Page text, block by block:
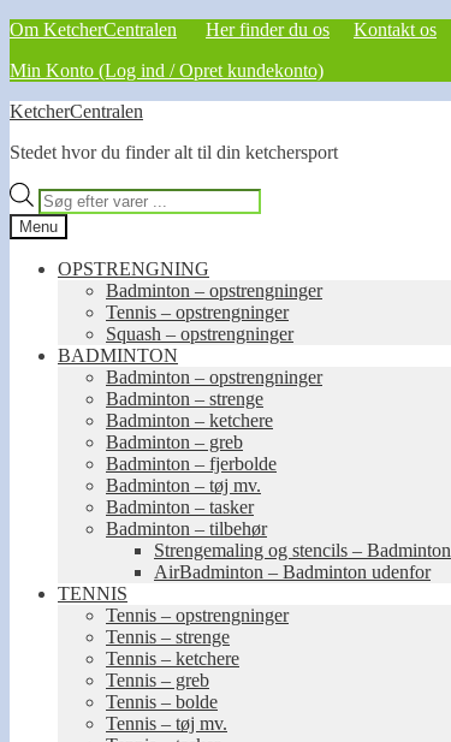
Om KetcherCentralen Her finder du os
Kontakt os
Min Konto (Log ind / Opret kundekonto)
Spring
navigation
Spring
indhold
KetcherCentralen
Stedet hvor du finder alt til din ketchersport
Products
search
Menu
OPSTRENGNING
Badminton – opstrengninger
Tennis – opstrengninger
Squash – opstrengninger
BADMINTON
Badminton – opstrengninger
Badminton – strenge
Badminton – ketchere
Badminton – greb
Badminton – fjerbolde
Badminton – tøj mv.
Badminton – tasker
Badminton – tilbehør
Strengemaling og stencils – Badminton
AirBadminton – Badminton udenfor
TENNIS
Tennis – opstrengninger
Tennis – strenge
Tennis – ketchere
Tennis – greb
Tennis – bolde
Tennis – tøj mv.